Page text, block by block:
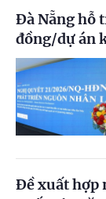
Đà Nẵng hỗ
đồng/dự án
Đề xuất hợp